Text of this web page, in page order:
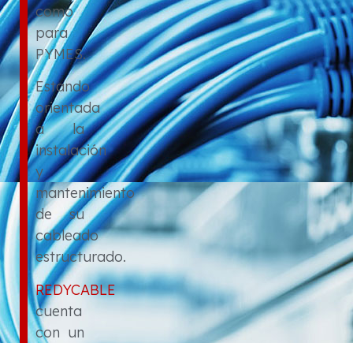
como
para
PYMES.
Estando
orientada
a la
instalación
y
mantenimiento
de su
cableado
estructurado.
REDYCABLE
cuenta
con un